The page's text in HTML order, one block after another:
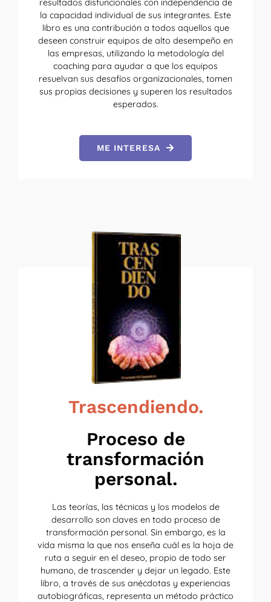
resultados disfuncionales con independencia de
la capacidad individual de sus integrantes. Este
libro es una contribución a todos aquellos que
deseen construir equipos de alto desempeño en
las empresas, utilizando la metodología del
coaching para ayudar a que los equipos
resuelvan sus desafíos organizacionales, tomen
sus propias decisiones y superen los resultados
esperados.
ME INTERESA
Trascendiendo.
Proceso de
transformación
personal.
Las teorías, las técnicas y los modelos de
desarrollo son claves en todo proceso de
transformación personal. Sin embargo, es la
vida misma la que nos enseña cuál es la hoja de
ruta a seguir en el deseo, propio de todo ser
humano, de trascender y dejar un legado. Este
libro, a través de sus anécdotas y experiencias
autobiográficas, representa un método práctico